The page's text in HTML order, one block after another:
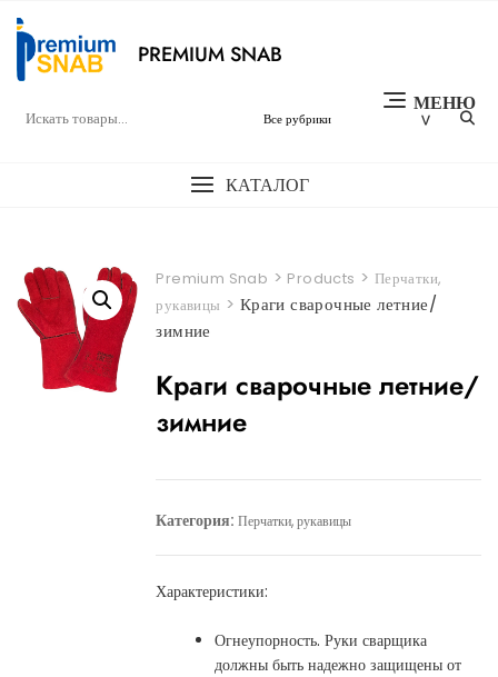
содержимому
МЕНЮ
PREMIUM SNAB
КАТАЛОГ
Premium Snab > Products > Перчатки,
рукавицы > Краги сварочные летние/
зимние
Краги сварочные летние/
зимние
Категория:Перчатки, рукавицы
Характеристики:
Огнеупорность. Руки сварщика
должны быть надежно защищены от